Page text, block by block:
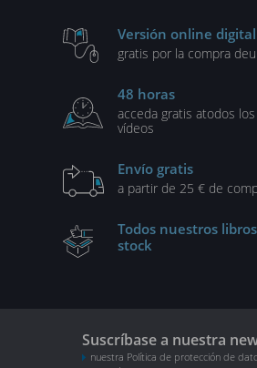
Versión online digital
gratis por la compra de
48 horas
acceda gratis atodos
vídeos
Envío gratis
a partir de 25 € de
Todos nuestros libros
stock
Suscríbase a nuestra
nuestra Política de protección de